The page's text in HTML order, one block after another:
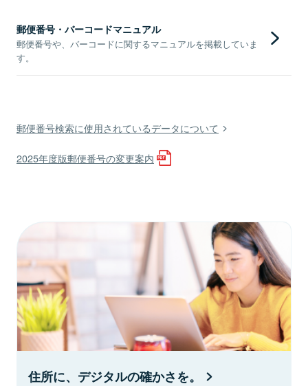
郵便番号・バーコードマニュアル
郵便番号や、バーコードに関するマニュアルを掲載していま
す。
郵便番号検索に使用されているデータについて
2025年度版郵便番号の変更案内
住所に、デジタルの確かさを。